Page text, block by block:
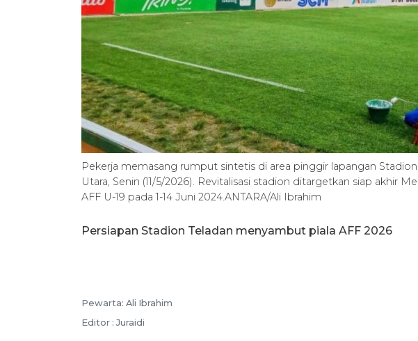
Pekerja memasang rumput sintetis di area pinggir lapangan
Utara, Senin (11/5/2026). Revitalisasi stadion ditargetkan siap akhir
AFF U-19 pada 1-14 Juni 2024.ANTARA/Ali Ibrahim
Persiapan Stadion Teladan menyambut piala AFF 2026
Pewarta: Ali Ibrahim
Editor : Juraidi